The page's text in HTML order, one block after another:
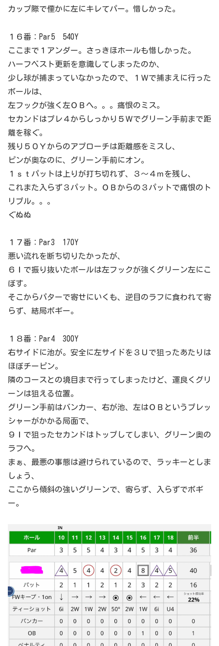
カップ際で僅かに左にキレてパー。惜しかった。
１６番：Par5 540Y
ここまで１アンダー。さっきほホールも惜しかった。
ハーフベスト更新を意識してしまったのか、
少し球が捕まっていなかったので、１Ｗで捕まえに行った
ボールは、
左フックが強く左ＯＢへ。。。痛恨のミス。
セカンドはプレ４からしっかり５Ｗでグリーン手前まで距
離を稼ぐ。
残り５０Ｙからのアプローチは距離感をミスし、
ピンが奥なのに、グリーン手前にオン。
１ｓｔパットは上りが打ち切れず、３～４ｍを残し、
これまた入らず３パット。ＯＢからの３パットで痛恨のト
リプル。。。
ぐぬぬ
１７番：Par3 170Y
悪い流れを断ち切りたかったが、
６Ｉで振り抜いたボールは左フックが強くグリーン左にこ
ぼす。
そこからパターで寄せにいくも、逆目のラフに食われて寄
らず、結局ボギー。
１８番：Par4 300Y
右サイドに池が。安全に左サイドを３Ｕで狙ったあたりは
ほぼチーピン。
隣のコースとの境目まで行ってしまったけど、運良くグリ
ーンは狙える位置。
グリーン手前はバンカー、右が池、左はＯＢというプレッ
シャーがかかる局面で、
９Ｉで狙ったセカンドはトップしてしまい、グリーン奥の
ラフへ。
まぁ、最悪の事態は避けられているので、ラッキーとしま
しょう、
ここから傾斜の強いグリーンで、寄らず、入らずでボギ
ー。